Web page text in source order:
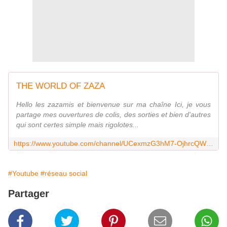
THE WORLD OF ZAZA
Hello les zazamis et bienvenue sur ma chaîne Ici, je vous
partage mes ouvertures de colis, des sorties et bien d'autres
qui sont certes simple mais rigolotes...
#Youtube #réseau social
Partager